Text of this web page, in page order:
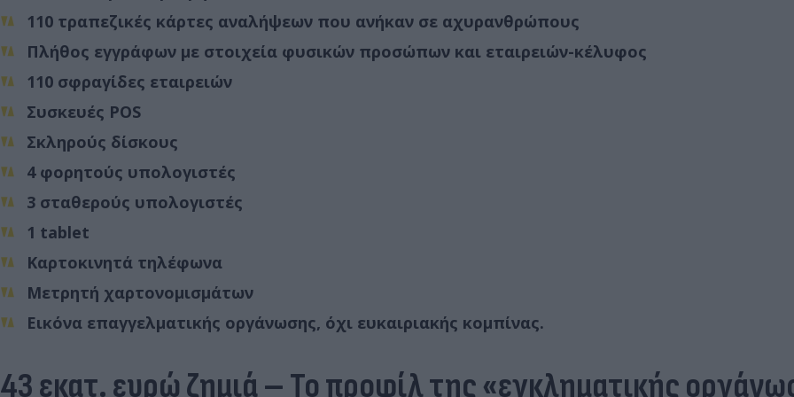
110 τραπεζικές κάρτες αναλήψεων που ανήκαν σε αχυρανθρώπους
Πλήθος εγγράφων με στοιχεία φυσικών προσώπων και εταιρειών-κέλυφος
110 σφραγίδες εταιρειών
Συσκευές POS
Σκληρούς δίσκους
4 φορητούς υπολογιστές
3 σταθερούς υπολογιστές
1 tablet
Καρτοκινητά τηλέφωνα
Μετρητή χαρτονομισμάτων
Εικόνα επαγγελματικής οργάνωσης, όχι ευκαιριακής κομπίνας.
43 εκατ. ευρώ ζημιά – Το προφίλ της «εγκληματικής